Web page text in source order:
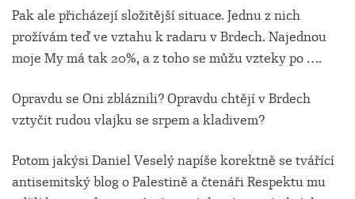
Pak ale přicházejí složitější situace. Jednu z nich
prožívám teď ve vztahu k radaru v Brdech. Najednou
moje My má tak 20%, a z toho se můžu vzteky po ….
Opravdu se Oni zbláznili? Opravdu chtějí v Brdech
vztyčit rudou vlajku se srpem a kladivem?
Potom jakýsi Daniel Veselý napíše korektně se tvářící
antisemitský blog o Palestině a čtenáři Respektu mu